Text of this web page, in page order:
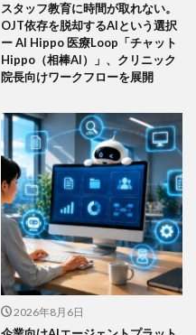
スタッフ教育に時間が取れない。
OJT依存を脱却するAIという選択
ー AI Hippo 医療Loop「チャット
Hippo（相棒AI）」、クリニック
院長向けワークフローを展開
2026年8月6日